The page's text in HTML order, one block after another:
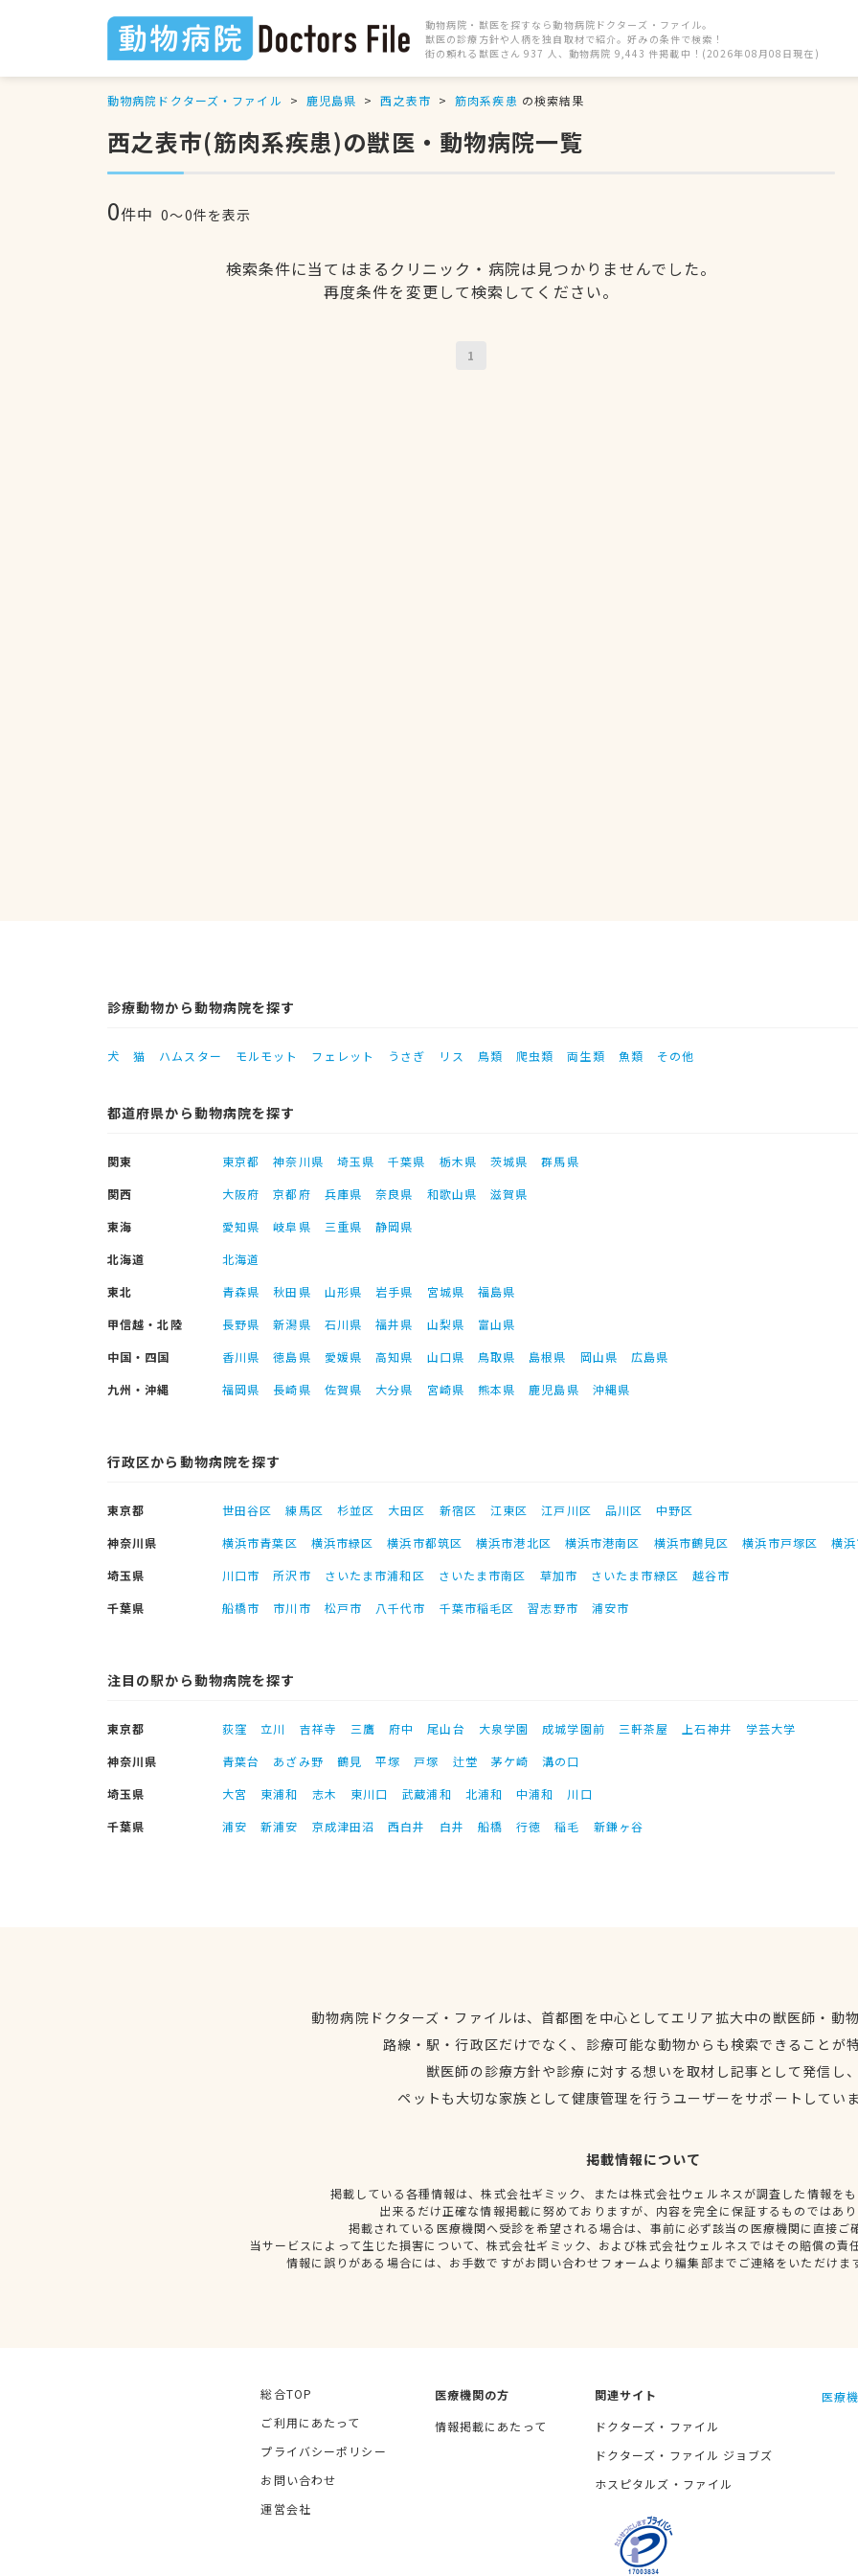
動物病院・獣医を探すなら動物病院ドクターズ・ファイル。
獣医の診療方針や人柄を独自取材で紹介。好みの条件で検索！
街の頼れる獣医さん 937 人、動物病院 9,443 件掲載中！(2026年08月08日現在)
動物病院ドクターズ・ファイル 鹿児島県 西之表市 筋肉系疾患 の検索結果
西之表市(筋肉系疾患)の獣医・動物病院一覧
0件中 0〜0件を表示
検索条件に当てはまるクリニック・病院は見つかりませんでした。
再度条件を変更して検索してください。
1
診療動物から動物病院を探す
犬 猫 ハムスター モルモット フェレット うさぎ リス 鳥類 爬虫類 両生類 魚類 その他
都道府県から動物病院を探す
関東 東京都 神奈川県 埼玉県 千葉県 栃木県 茨城県
群馬県
関西
大阪府 京都府 兵庫県 奈良県 和歌山県
滋賀県
東海
愛知県 岐阜県 三重県
静岡県
北海道
北海道
東北
青森県 秋田県 山形県 岩手県 宮城県
福島県
甲信越・北陸
長野県 新潟県 石川県 福井県 山梨県
富山県
中国・四国
香川県 徳島県 愛媛県 高知県 山口県 鳥取県 島根県 岡山県
広島県
九州・沖縄
福岡県 長崎県 佐賀県 大分県 宮崎県 熊本県 鹿児島県 沖縄県
行政区から動物病院を探す
東京都 世田谷区 練馬区 杉並区 大田区 新宿区 江東区 江戸川区 品川区
中野区
神奈川県
横浜市青葉区 横浜市緑区 横浜市都筑区 横浜市港北区 横浜市港南区 横浜市鶴見区 横浜市戸塚区
横
埼玉県
川口市 所沢市 さいたま市浦和区 さいたま市南区 草加市 さいたま市緑区
越谷市
千葉県
船橋市 市川市 松戸市 八千代市 千葉市稲毛区 習志野市 浦安市
注目の駅から動物病院を探す
東京都 荻窪 立川 吉祥寺 三鷹 府中 尾山台 大泉学園 成城学園前 三軒茶屋 上石神井
学芸大学
神奈川県
青葉台 あざみ野 鶴見 平塚 戸塚 辻堂 茅ケ崎
溝の口
埼玉県
大宮 東浦和 志木 東川口 武蔵浦和 北浦和 中浦和
川口
千葉県
浦安 新浦安 京成津田沼 西白井 白井 船橋 行徳 稲毛 新鎌ヶ谷
動物病院ドクターズ・ファイルは、首都圏を中心としてエリア拡大中の獣医師・動
路線・駅・行政区だけでなく、診療可能な動物からも検索できることが
獣医師の診療方針や診療に対する想いを取材し記事として発信し
ペットも大切な家族として健康管理を行うユーザーをサポートしてい
掲載情報について
掲載している各種情報は、株式会社ギミック、または株式会社ウェルネスが調査した情報を
出来るだけ正確な情報掲載に努めておりますが、内容を完全に保証するものではあ
掲載されている医療機関へ受診を希望される場合は、事前に必ず該当の医療機関に直接ご
当サービスによって生じた損害について、株式会社ギミック、および株式会社ウェルネスではその賠償の責
情報に誤りがある場合には、お手数ですがお問い合わせフォームより編集部までご連絡をいただけま
総合TOP
ご利用にあたって
プライバシーポリシー
お問い合わせ
運営会社
医療機関の方
情報掲載にあたって
関連サイト
ドクターズ・ファイル
ドクターズ・ファイル ジョブズ
ホスピタルズ・ファイル
医療